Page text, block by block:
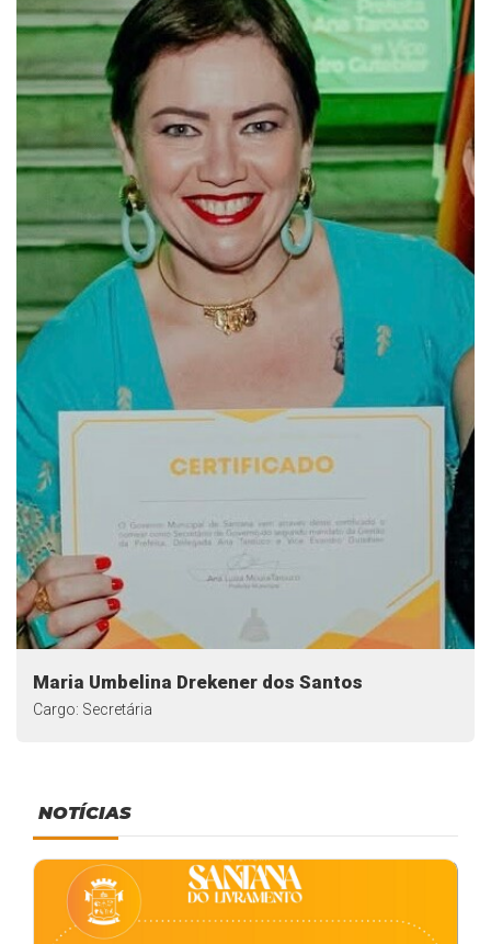
Maria Umbelina Drekener dos Santos
Cargo: Secretária
NOTÍCIAS